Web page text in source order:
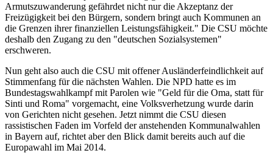
Armutszuwanderung gefährdet nicht nur die Akzeptanz der
Freizügigkeit bei den Bürgern, sondern bringt auch Kommunen an
die Grenzen ihrer finanziellen Leistungsfähigkeit." Die CSU möchte
deshalb den Zugang zu den "deutschen Sozialsystemen"
erschweren.
Nun geht also auch die CSU mit offener Ausländerfeindlichkeit auf
Stimmenfang für die nächsten Wahlen. Die NPD hatte es im
Bundestagswahlkampf mit Parolen wie "Geld für die Oma, statt für
Sinti und Roma" vorgemacht, eine Volksverhetzung wurde darin
von Gerichten nicht gesehen. Jetzt nimmt die CSU diesen
rassistischen Faden im Vorfeld der anstehenden Kommunalwahlen
in Bayern auf, richtet aber den Blick damit bereits auch auf die
Europawahl im Mai 2014.